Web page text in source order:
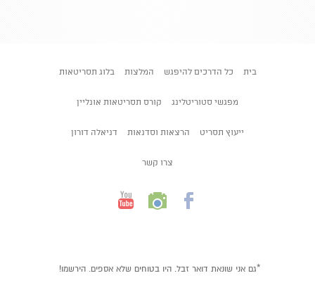
בית כל הדרכים להיפגש המלצות בלוג תסריטאות
מפגשי סטוריטלינג קורס תסריטאות אונליין
ייעוץ תסריט הרצאות וסדנאות דניאלה דורון
צרו קשר
*גם אני שונאת דואר זבל. היו בטוחים שלא אספים. הירשמו!